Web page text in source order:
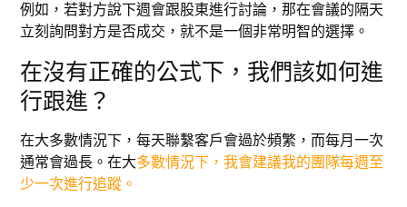
例如，若對方說下週會跟股東進行討論，那在會議的隔天
立刻詢問對方是否成交，就不是一個非常明智的選擇。
在沒有正確的公式下，我們該如何進
行跟進？
在大多數情況下，每天聯繫客戶會過於頻繁，而每月一次
通常會過長。在大多數情況下，我會建議我的團隊每週至
少一次進行追蹤。